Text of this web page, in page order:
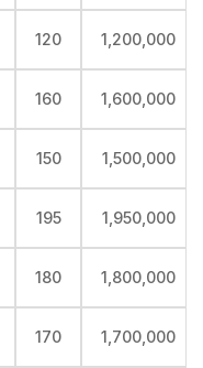
120 1,200,000
160 1,600,000
150 1,500,000
195 1,950,000
180 1,800,000
170 1,700,000